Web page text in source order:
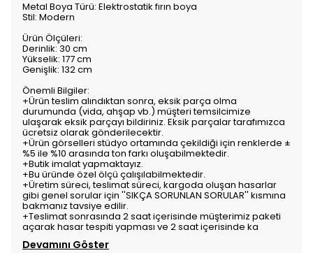
Metal Boya Türü: Elektrostatik fırın boya
Stil: Modern
Ürün Ölçüleri:
Derinlik: 30 cm
Yükselik: 177 cm
Genişlik: 132 cm
Önemli Bilgiler:
+Ürün teslim alındıktan sonra, eksik parça olma
durumunda (vida, ahşap vb.) müşteri temsilcimize
ulaşarak eksik parçayı bildiriniz. Eksik parçalar tarafımızca
ücretsiz olarak gönderilecektir.
+Ürün görselleri stüdyo ortamında çekildiği için renklerde ±
%5 ile %10 arasında ton farkı oluşabilmektedir.
+Butik imalat yapmaktayız.
+Bu üründe özel ölçü çalışılabilmektedir.
+Üretim süreci, teslimat süreci, kargoda oluşan hasarlar
gibi genel sorular için ''SIKÇA SORUNLAN SORULAR'' kısmına
bakmanız tavsiye edilir.
+Teslimat sonrasında 2 saat içerisinde müşterimiz paketi
açarak hasar tespiti yapması ve 2 saat içerisinde ka
Devamını Göster